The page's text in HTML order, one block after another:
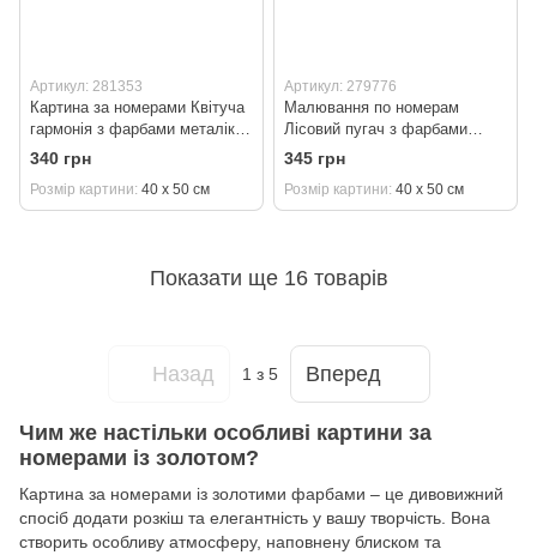
Артикул: 281353
Картина за номерами Квітуча
гармонія з фарбами металік
©victoria_art___ (KH3276)
Ідейка 40 х 50 см
340 грн
Розмір картини 40 х 50 см
Артикул: 279776
Малювання по номерам
Лісовий пугач з фарбами
металік extra ©art_selena_ua
(KH6583) Ідейка 40 х 50 см
345 грн
Розмір картини 40 х 50 см
Показати ще 16 товарів
Назад 1 з 5 Вперед
Чим же настільки особливі картини за
номерами із золотом?
Картина за номерами із золотими фарбами – це дивовижний
спосіб додати розкіш та елегантність у вашу творчість. Вона
створить особливу атмосферу, наповнену блиском та